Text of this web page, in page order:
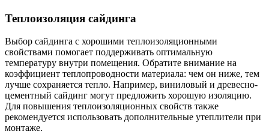
Теплоизоляция сайдинга
Выбор сайдинга с хорошими теплоизоляционными
свойствами помогает поддерживать оптимальную
температуру внутри помещения. Обратите внимание на
коэффициент теплопроводности материала: чем он ниже, тем
лучше сохраняется тепло. Например, виниловый и древесно-
цементный сайдинг могут предложить хорошую изоляцию.
Для повышения теплоизоляционных свойств также
рекомендуется использовать дополнительные утеплители при
монтаже.